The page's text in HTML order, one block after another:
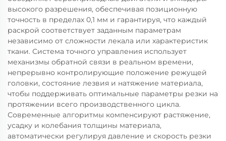
высокого разрешения, обеспечивая позиционную
точность в пределах 0,1 мм и гарантируя, что каждый
раскрой соответствует заданным параметрам
независимо от сложности лекала или характеристик
ткани. Система точного управления использует
механизмы обратной связи в реальном времени,
непрерывно контролирующие положение режущей
головки, состояние лезвия и натяжение материала,
чтобы поддерживать оптимальные параметры резки на
протяжении всего производственного цикла.
Современные алгоритмы компенсируют растяжение,
усадку и колебания толщины материала,
автоматически регулируя давление и скорость резки